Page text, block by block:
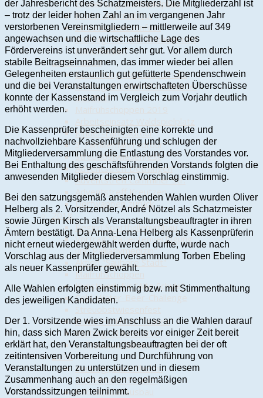
Einweihung Waldspielplatz
Kinder-Fahrradtour
Streuobstwiesenfest
Vortrag "An- und Abbauer und
Handwerker"
2019 - 2020
Einweihung Mehrzweckhalle
Vortrag "Ein Viertel im Wandel
der Zeit"
Kinder-Fahrradtour
3. Familienfahrradtour
Streuobstwiesenfest
Adventstreff Dethlingen
Adventstreff Camminer Str.
Adventstreff Kreutzen
Dorfwappen zurück
2018
Beginn Sporthallenumbau
Vortrag "Patientenverfügung
und Palliativmedizin"
Aktion "Saubere Stadt"
Maifrühschoppen
Kunstwerk für "Alte Schule"
Cold-Water-Beer-Challenge
NDR: "Funkloch" Trauen
Vortrag "Hausnotruf"
1. Trauener Adventstreff
2017
Vortrag „Die Wilhelm-
Bockelmann-Straße"
Info Straßenausbau
der Jahresbericht des Schatzmeisters. Die Mitgliederzahl ist
– trotz der leider hohen Zahl an im vergangenen Jahr
verstorbenen Vereinsmitgliedern – mittlerweile auf 349
angewachsen und die wirtschaftliche Lage des
Fördervereins ist unverändert sehr gut. Vor allem durch
stabile Beitragseinnahmen, das immer wieder bei allen
Gelegenheiten erstaunlich gut gefütterte Spendenschwein
und die bei Veranstaltungen erwirtschafteten Überschüsse
konnte der Kassenstand im Vergleich zum Vorjahr deutlich
erhöht werden.
Die Kassenprüfer bescheinigten eine korrekte und
nachvollziehbare Kassenführung und schlugen der
Mitgliederversammlung die Entlastung des Vorstandes vor.
Bei Enthaltung des geschäftsführenden Vorstands folgten die
anwesenden Mitglieder diesem Vorschlag einstimmig.
Bei den satzungsgemäß anstehenden Wahlen wurden Oliver
Helberg als 2. Vorsitzender, André Nötzel als Schatzmeister
sowie Jürgen Kirsch als Veranstaltungsbeauftragter in ihren
Ämtern bestätigt. Da Anna-Lena Helberg als Kassenprüferin
nicht erneut wiedergewählt werden durfte, wurde nach
Vorschlag aus der Mitgliederversammlung Torben Ebeling
als neuer Kassenprüfer gewählt.
Alle Wahlen erfolgten einstimmig bzw. mit Stimmenthaltung
des jeweiligen Kandidaten.
Der 1. Vorsitzende wies im Anschluss an die Wahlen darauf
hin, dass sich Maren Zwick bereits vor einiger Zeit bereit
erklärt hat, den Veranstaltungsbeauftragten bei der oft
zeitintensiven Vorbereitung und Durchführung von
Veranstaltungen zu unterstützen und in diesem
Zusammenhang auch an den regelmäßigen
Vorstandssitzungen teilnimmt.